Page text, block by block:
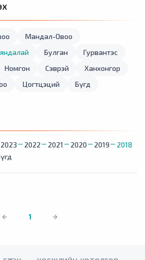
Мандал-Овоо
Булган
Гурвантэс
Номгон Сэврэй
Ханхонгор
Цогтцэций Бүгд
2023 2022 2021 2020 2019
2018
1